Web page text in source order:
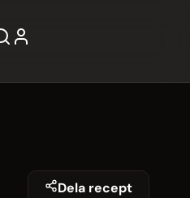
Dela recept